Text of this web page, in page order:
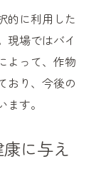
る土壌微
ントの選
の違い
的に利用した
現場ではバイ
よって、作物
おり、今後の
す。
に与え